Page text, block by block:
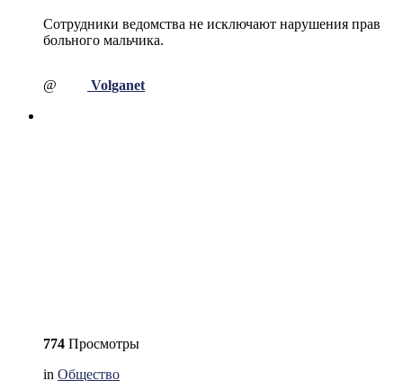
Сотрудники ведомства не исключают нарушения прав
больного мальчика.
@ Volganet
774 Просмотры
in Общество